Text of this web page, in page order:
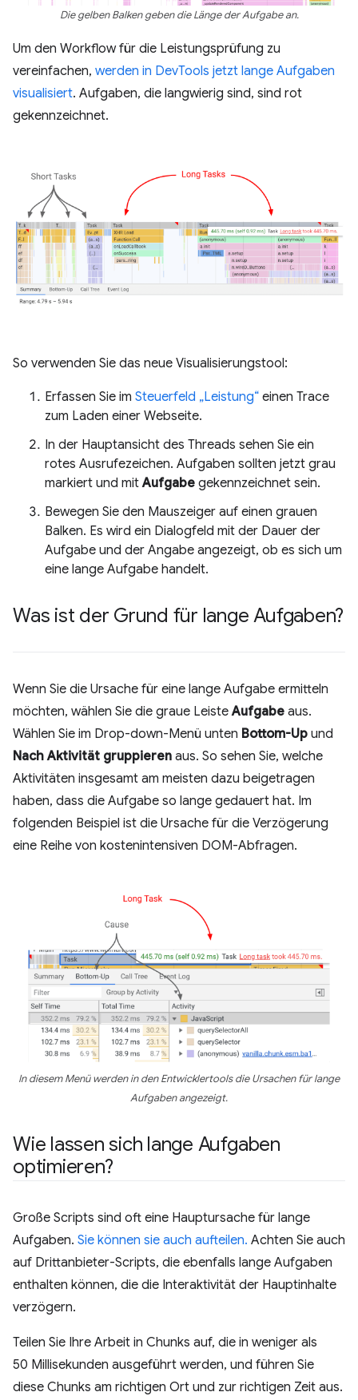
Die gelben Balken geben die Länge der Aufgabe an.
Um den Workflow für die Leistungsprüfung zu
vereinfachen, werden in DevTools jetzt lange Aufgaben
visualisiert. Aufgaben, die langwierig sind, sind rot
gekennzeichnet.
So verwenden Sie das neue Visualisierungstool:
Erfassen Sie im Steuerfeld „Leistung“ einen Trace
zum Laden einer Webseite.
In der Hauptansicht des Threads sehen Sie ein
rotes Ausrufezeichen. Aufgaben sollten jetzt grau
markiert und mitAufgabe gekennzeichnet sein.
Bewegen Sie den Mauszeiger auf einen grauen
Balken. Es wird ein Dialogfeld mit der Dauer der
Aufgabe und der Angabe angezeigt, ob es sich um
eine lange Aufgabe handelt.
Was ist der Grund für lange Aufgaben?
Wenn Sie die Ursache für eine lange Aufgabe ermitteln
möchten, wählen Sie die graue LeisteAufgabe aus.
Wählen Sie im Drop-down-Menü unten Bottom-Up und
Nach Aktivität gruppieren aus. So sehen Sie, welche
Aktivitäten insgesamt am meisten dazu beigetragen
haben, dass die Aufgabe so lange gedauert hat. Im
folgenden Beispiel ist die Ursache für die Verzögerung
eine Reihe von kostenintensiven DOM-Abfragen.
In diesem Menü werden in den Entwicklertools die Ursachen für lange
Aufgaben angezeigt.
Wie lassen sich lange Aufgaben
optimieren?
Große Scripts sind oft eine Hauptursache für lange
Aufgaben. Sie können sie auch aufteilen. Achten Sie auch
auf Drittanbieter-Scripts, die ebenfalls lange Aufgaben
enthalten können, die die Interaktivität der Hauptinhalte
verzögern.
Teilen Sie Ihre Arbeit in Chunks auf, die in weniger als
50 Millisekunden ausgeführt werden, und führen Sie
diese Chunks am richtigen Ort und zur richtigen Zeit aus.